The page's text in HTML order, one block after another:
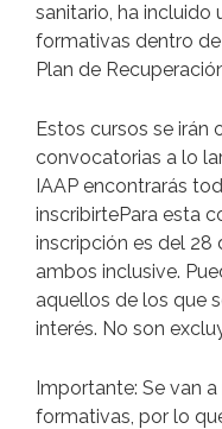
sanitario, ha incluido
formativas dentro
Plan de
Estos cursos se irán
convocatorias a lo
IAAP encontrarás
inscribirte ​​​​​​​Para esta
inscripción es del 28
ambos inclusive.
aquellos de los que
interés. No son
Importante: Se van
formativas, por lo